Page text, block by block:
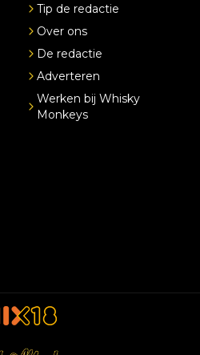
Tip de redactie
Over ons
De redactie
Adverteren
Werken bij Whisky
Monkeys